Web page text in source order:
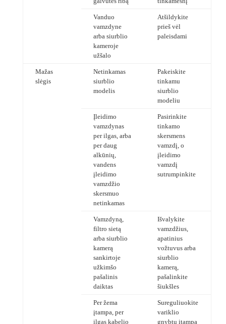
Vanduo
vamzdyne
arba siurblio
kameroje
užšalo
Atšildykite
prieš vėl
paleisdami
Mažas
slėgis
Netinkamas
siurblio
modelis
Pakeiskite
tinkamu
siurblio
modeliu
Įleidimo
vamzdynas
per ilgas, arba
per daug
alkūnių,
vandens
įleidimo
vamzdžio
skersmuo
netinkamas
Pasirinkite
tinkamo
skersmens
vamzdį, o
įleidimo
vamzdį
sutrumpinkite
Vamzdyną,
filtro sietą
arba siurblio
kamerą
sankirtoje
užkimšo
pašalinis
daiktas
Išvalykite
vamzdžius,
apatinius
vožtuvus arba
siurblio
kamerą,
pašalinkite
šiukšles
Per žema
įtampa, per
ilgas kabelio
Sureguliuokite
variklio
gnybtų įtampą